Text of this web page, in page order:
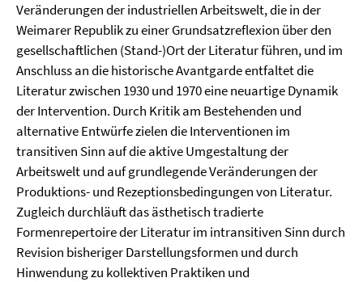
Veränderungen der industriellen Arbeitswelt, die in der
Weimarer Republik zu einer Grundsatzreflexion über den
gesellschaftlichen (Stand-)Ort der Literatur führen, und im
Anschluss an die historische Avantgarde entfaltet die
Literatur zwischen 1930 und 1970 eine neuartige Dynamik
der Intervention. Durch Kritik am Bestehenden und
alternative Entwürfe zielen die Interventionen im
transitiven Sinn auf die aktive Umgestaltung der
Arbeitswelt und auf grundlegende Veränderungen der
Produktions- und Rezeptionsbedingungen von Literatur.
Zugleich durchläuft das ästhetisch tradierte
Formenrepertoire der Literatur im intransitiven Sinn durch
Revision bisheriger Darstellungsformen und durch
Hinwendung zu kollektiven Praktiken und